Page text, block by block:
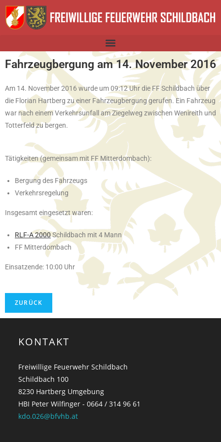
Fahrzeugbergung am 14. November 2016
Am 14. November 2016 wurde um 09:12 Uhr die FF Schildbach über
die Florian Hartberg zu einer Fahrzeugbergung gerufen. Ein Fahrzeug
war nach einem Verkehrsunfall am Ziegelweg zwischen Wenireith und
Totterfeld zu bergen.
Tätigkeiten (gemeinsam mit FF Mitterdombach):
Bergung des Fahrzeugs
Verkehrsregelung
Insgesamt eingesetzt waren:
RLF-A 2000Schildbach mit 4 Mann
FF Mitterdombach
Einsatzende: 10:00 Uhr
KONTAKT
Freiwillige Feuerwehr Schildbach
Schildbach 100
8230 Hartberg Umgebung
HBI Peter Wilfinger - 0664 / 314 96 61
kdo.026@bfvhb.at